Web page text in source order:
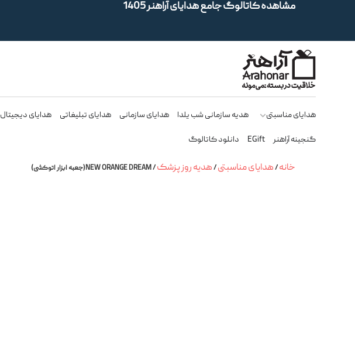
مشاهده کاتالوگ جامع هدایای آراهنر 1405
هدایای مناسبتی هدیه سازمانی شب یلدا هدایای سازمانی هدایای تبلیغاتی هدایای دیجیتال
گنجینه آراهنر EGift دانلود کاتالوگ
خانه/هدایای مناسبتی/هدیه روز پزشک/ NEW ORANGE DREAM(جعبه ابزار اتوکشی)